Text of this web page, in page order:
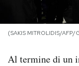
I MIEI PREFERITI
(SAKIS MITROLIDIS/
Al termine di un